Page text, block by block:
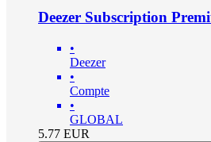
Deezer Subscription
•
Deezer
•
Compte
•
GLOBAL
5.77 EUR